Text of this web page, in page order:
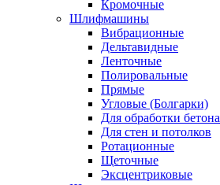
Кромочные
Шлифмашины
Вибрационные
Дельтавидные
Ленточные
Полировальные
Прямые
Угловые (Болгарки)
Для обработки бетона
Для стен и потолков
Ротационные
Щеточные
Эксцентриковые